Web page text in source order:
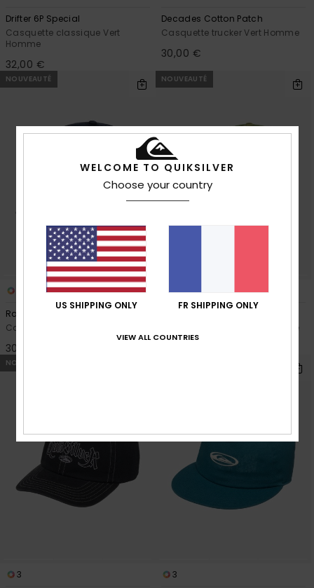
Drifter 6P Special
Casquette classique Vert
Homme
32,00 €
Decades Cotton Patch
Casquette trucker Vert Homme
30,00 €
NOUVEAUTÉ
Rad Splatter
Casquette 6 pans Bleu Homme
30,00 €
NOUVEAUTÉ
6
Casquette trucker Vert Homme
NOUVEAUTÉ
3
3
WELCOME TO QUIKSILVER
Choose your country
US SHIPPING ONLY FR SHIPPING ONLY
VIEW ALL COUNTRIES